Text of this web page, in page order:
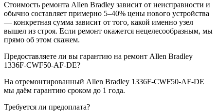
Стоимость ремонта Allen Bradley зависит от неисправности и
обычно составляет примерно 5–40% цены нового устройства
— конкретная сумма зависит от того, какой именно узел
вышел из строя. Если ремонт окажется нецелесообразным, мы
прямо об этом скажем.
Предоставляете ли вы гарантию на ремонт Allen Bradley
1336F-CWF50-AF-DE?
На отремонтированный Allen Bradley 1336F-CWF50-AF-DE
мы даём гарантию сроком до 1 года.
Требуется ли предоплата?